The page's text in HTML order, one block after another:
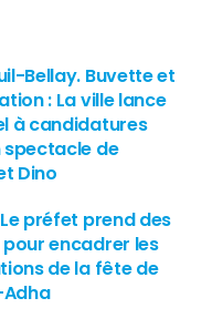
Bellay. Buvette et
: La ville lance
à candidatures
spectacle de
Dino
préfet prend des
encadrer les
de la fête de
Adha